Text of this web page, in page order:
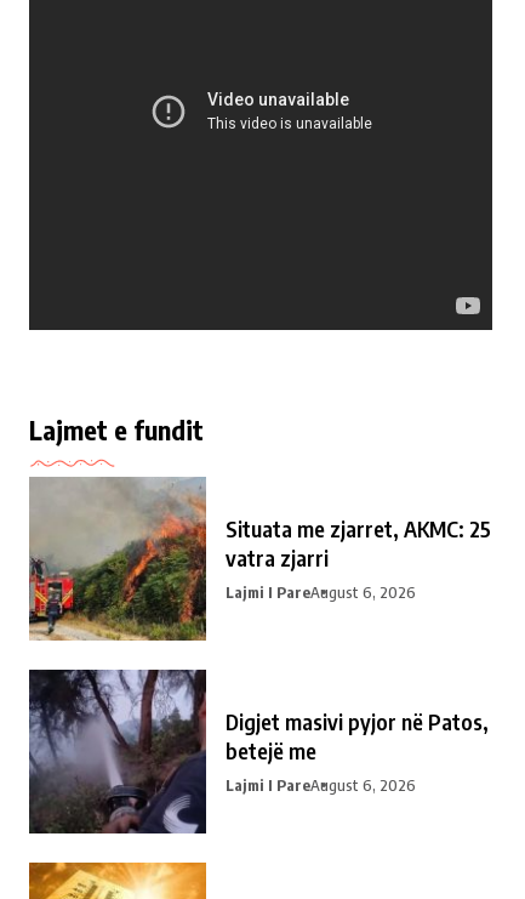
Lajmet e fundit
Situata me zjarret, AKMC: 25
vatra zjarri
Lajmi I PareAugust 6, 2026
Digjet masivi pyjor në Patos,
betejë me
Lajmi I PareAugust 6, 2026